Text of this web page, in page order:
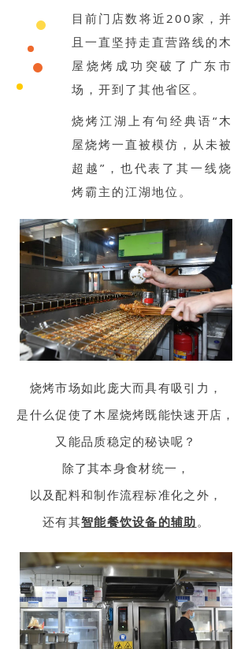
目前门店数将近200家，并
且一直坚持走直营路线的木
屋烧烤成功突破了广东市
场，开到了其他省区。
烧烤江湖上有句经典语“木
屋烧烤一直被模仿，从未被
超越”，也代表了其一线烧
烤霸主的江湖地位。
烧烤市场如此庞大而具有吸引力，
是什么促使了木屋烧烤既能快速开店，
又能品质稳定的秘诀呢？
除了其本身食材统一，
以及配料和制作流程标准化之外，
还有其智能餐饮设备的辅助。